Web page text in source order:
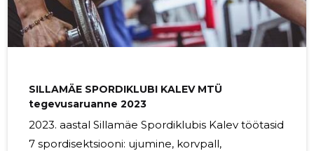
võistluste korraldamise eesmärgiks on ja oli
noortespordi ja tervislike eluviiside
SILLAMÄE SPORDIKLUBI KALEV MTÜ
tegevusaruanne 2023
2023. aastal Sillamäe Spordiklubis Kalev töötasid
7 spordisektsiooni: ujumine, korvpall,